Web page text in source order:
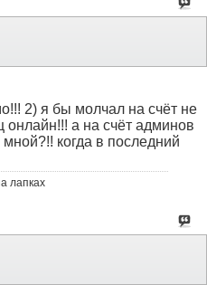
2) я бы молчал на счёт не
онлайн!!! а на счёт админов
когда в последний
лапках